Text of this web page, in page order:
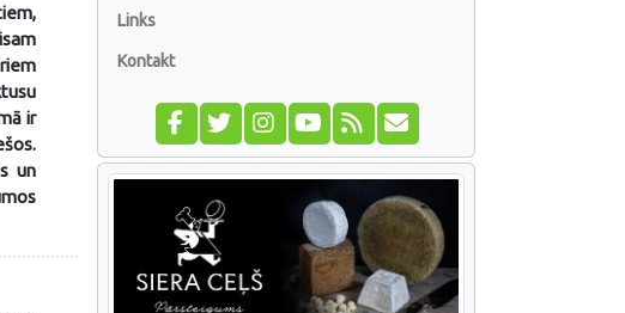
ir
un
Links
Kontakt